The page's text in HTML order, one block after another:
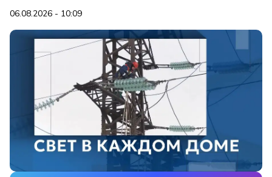
06.08.2026 - 10:09